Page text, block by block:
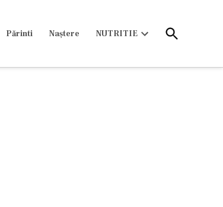
Părinti Naștere NUTRITIE
Open
Search